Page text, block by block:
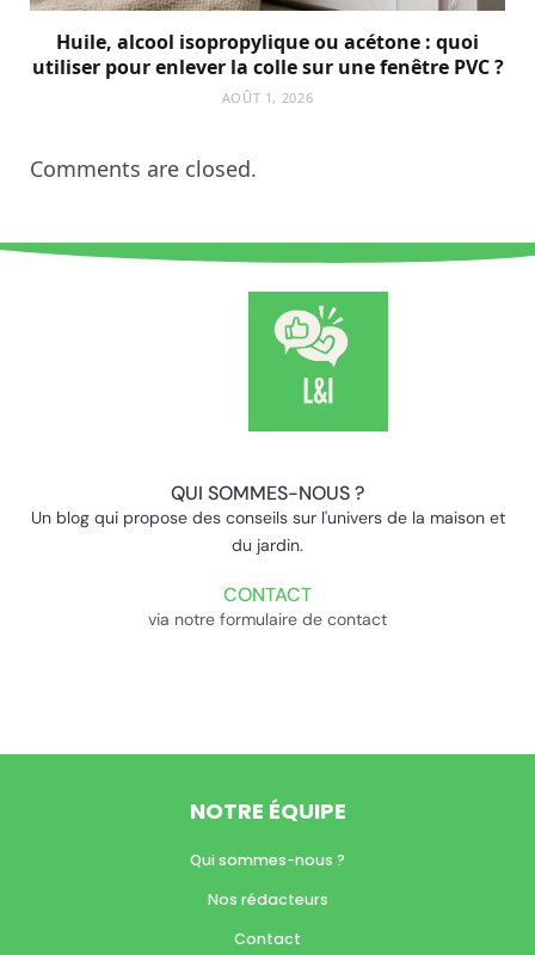
Huile, alcool isopropylique ou acétone : quoi
utiliser pour enlever la colle sur une fenêtre PVC ?
AOÛT 1, 2026
Comments are closed.
QUI SOMMES-NOUS ?
Un blog qui propose des conseils sur l'univers de la maison et
du jardin.
CONTACT
via notre formulaire de contact
NOTRE ÉQUIPE
Qui sommes-nous ?
Nos rédacteurs
Contact